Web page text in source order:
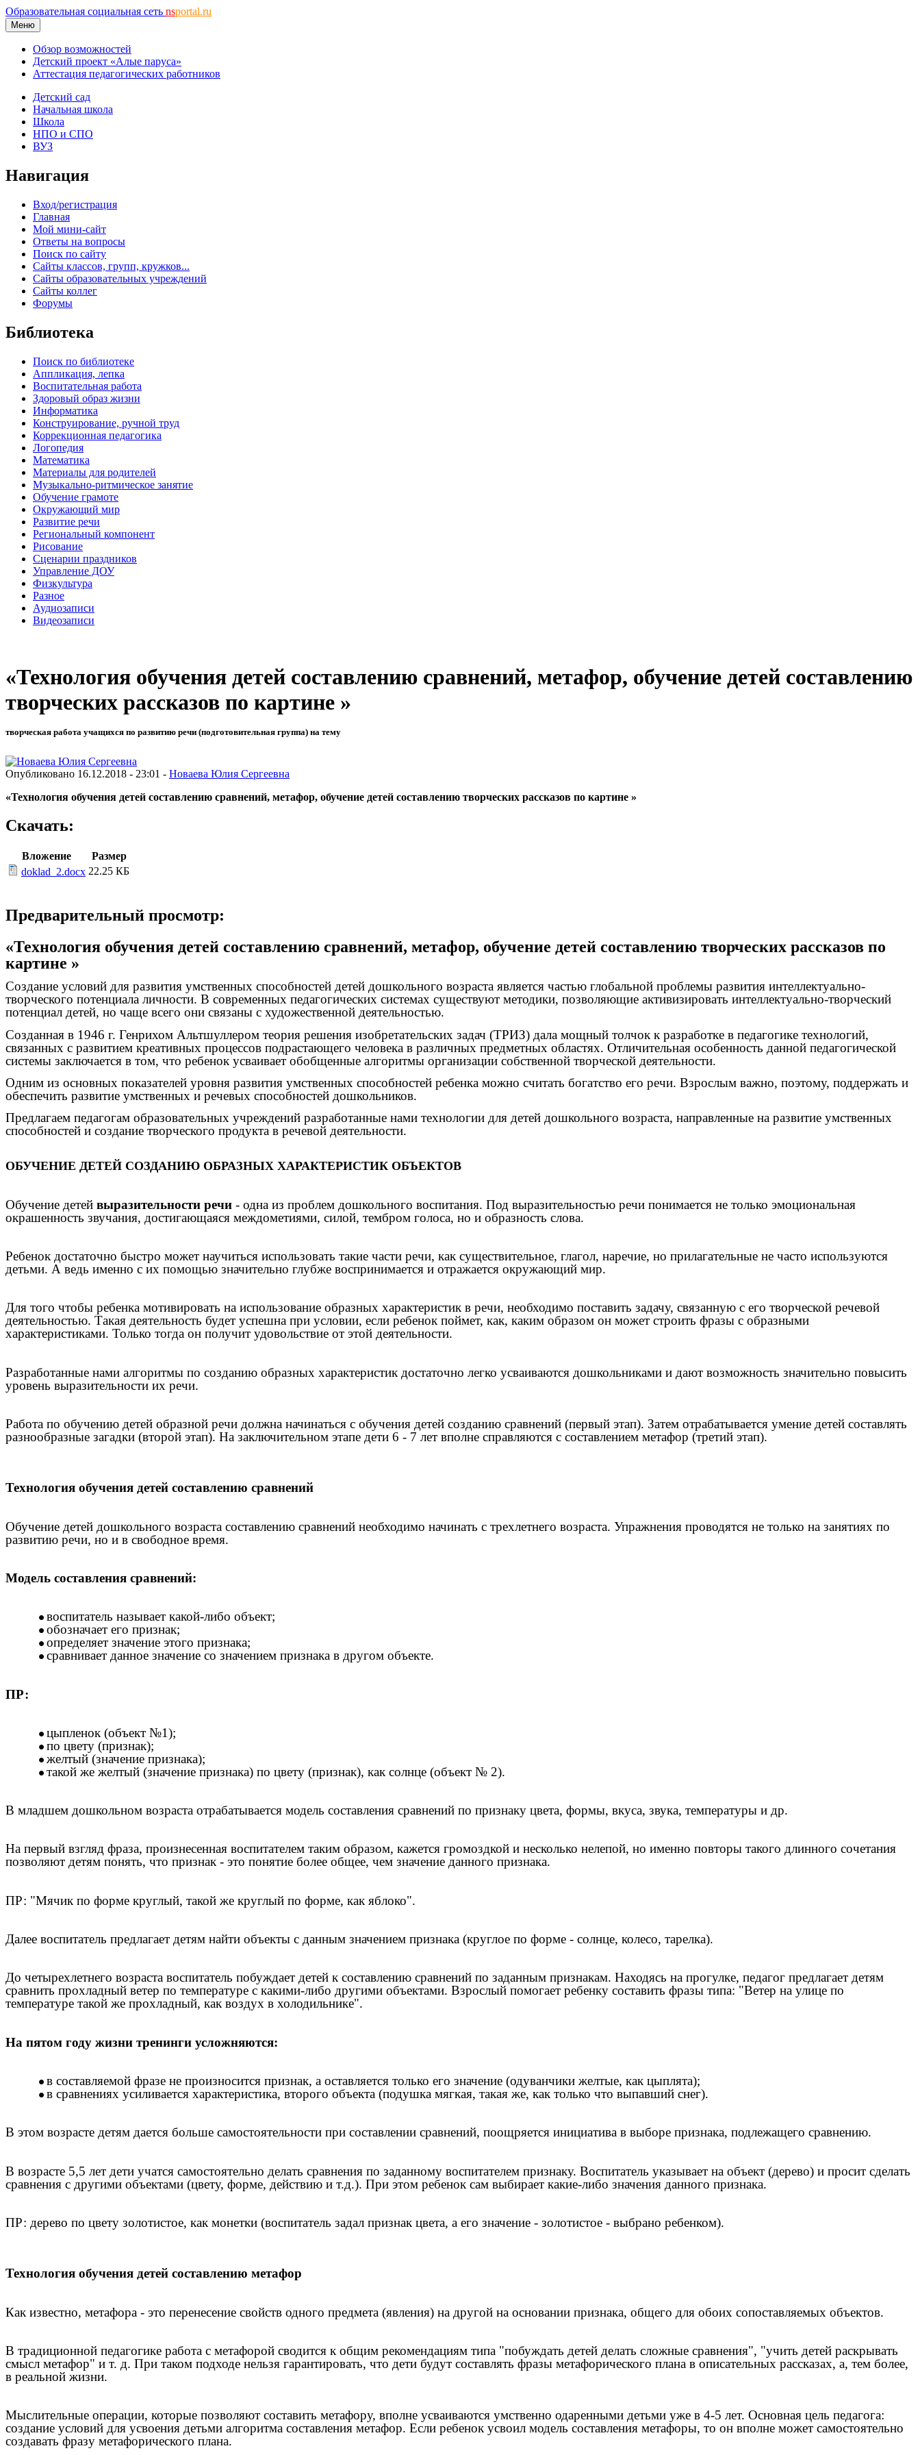
Образовательная социальная сеть nsportal.ru
Меню
Обзор возможностей
Детский проект «Алые паруса»
Аттестация педагогических работников
Детский сад
Начальная школа
Школа
НПО и СПО
ВУЗ
Навигация
Вход/регистрация
Главная
Мой мини-сайт
Ответы на вопросы
Поиск по сайту
Сайты классов, групп, кружков...
Сайты образовательных учреждений
Сайты коллег
Форумы
Библиотека
Поиск по библиотеке
Аппликация, лепка
Воспитательная работа
Здоровый образ жизни
Информатика
Конструирование, ручной труд
Коррекционная педагогика
Логопедия
Математика
Материалы для родителей
Музыкально-ритмическое занятие
Обучение грамоте
Окружающий мир
Развитие речи
Региональный компонент
Рисование
Сценарии праздников
Управление ДОУ
Физкультура
Разное
Аудиозаписи
Видеозаписи
«Технология обучения детей составлению сравнений, метафор, обучение детей составлению
творческих рассказов по картине »
творческая работа учащихся по развитию речи (подготовительная группа) на тему
Опубликовано 16.12.2018 - 23:01 - Новаева Юлия Сергеевна
«Технология обучения детей составлению сравнений, метафор, обучение детей составлению творческих рассказов по картине »
Скачать:
Вложение
Размер
doklad_2.docx 22.25 КБ
Предварительный просмотр:
«Технология обучения детей составлению сравнений, метафор, обучение детей составлению творческих рассказов по
картине »
Создание условий для развития умственных способностей детей дошкольного возраста является частью глобальной проблемы развития интеллектуально-
творческого потенциала личности. В современных педагогических системах существуют методики, позволяющие активизировать интеллектуально-творческий
потенциал детей, но чаще всего они связаны с художественной деятельностью.
Созданная в 1946 г. Генрихом Альтшуллером теория решения изобретательских задач (ТРИЗ) дала мощный толчок к разработке в педагогике технологий,
связанных с развитием креативных процессов подрастающего человека в различных предметных областях. Отличительная особенность данной педагогической
системы заключается в том, что ребенок усваивает обобщенные алгоритмы организации собственной творческой деятельности.
Одним из основных показателей уровня развития умственных способностей ребенка можно считать богатство его речи. Взрослым важно, поэтому, поддержать и
обеспечить развитие умственных и речевых способностей дошкольников.
Предлагаем педагогам образовательных учреждений разработанные нами технологии для детей дошкольного возраста, направленные на развитие умственных
способностей и создание творческого продукта в речевой деятельности.
ОБУЧЕНИЕ ДЕТЕЙ СОЗДАНИЮ ОБРАЗНЫХ ХАРАКТЕРИСТИК ОБЪЕКТОВ
Обучение детей выразительности речи - одна из проблем дошкольного воспитания. Под выразительностью речи понимается не только эмоциональная
окрашенность звучания, достигающаяся междометиями, силой, тембром голоса, но и образность слова.
Ребенок достаточно быстро может научиться использовать такие части речи, как существительное, глагол, наречие, но прилагательные не часто используются
детьми. А ведь именно с их помощью значительно глубже воспринимается и отражается окружающий мир.
Для того чтобы ребенка мотивировать на использование образных характеристик в речи, необходимо поставить задачу, связанную с его творческой речевой
деятельностью. Такая деятельность будет успешна при условии, если ребенок поймет, как, каким образом он может строить фразы с образными
характеристиками. Только тогда он получит удовольствие от этой деятельности.
Разработанные нами алгоритмы по созданию образных характеристик достаточно легко усваиваются дошкольниками и дают возможность значительно повысить
уровень выразительности их речи.
Работа по обучению детей образной речи должна начинаться с обучения детей созданию сравнений (первый этап). Затем отрабатывается умение детей составлять
разнообразные загадки (второй этап). На заключительном этапе дети 6 - 7 лет вполне справляются с составлением метафор (третий этап).
Технология обучения детей составлению сравнений
Обучение детей дошкольного возраста составлению сравнений необходимо начинать с трехлетнего возраста. Упражнения проводятся не только на занятиях по
развитию речи, но и в свободное время.
Модель составления сравнений:
воспитатель называет какой-либо объект;
обозначает его признак;
определяет значение этого признака;
сравнивает данное значение со значением признака в другом объекте.
ПР:
цыпленок (объект №1);
по цвету (признак);
желтый (значение признака);
такой же желтый (значение признака) по цвету (признак), как солнце (объект № 2).
В младшем дошкольном возраста отрабатывается модель составления сравнений по признаку цвета, формы, вкуса, звука, температуры и др.
На первый взгляд фраза, произнесенная воспитателем таким образом, кажется громоздкой и несколько нелепой, но именно повторы такого длинного сочетания
позволяют детям понять, что признак - это понятие более общее, чем значение данного признака.
ПР: "Мячик по форме круглый, такой же круглый по форме, как яблоко".
Далее воспитатель предлагает детям найти объекты с данным значением признака (круглое по форме - солнце, колесо, тарелка).
До четырехлетнего возраста воспитатель побуждает детей к составлению сравнений по заданным признакам. Находясь на прогулке, педагог предлагает детям
сравнить прохладный ветер по температуре с какими-либо другими объектами. Взрослый помогает ребенку составить фразы типа: "Ветер на улице по
температуре такой же прохладный, как воздух в холодильнике".
На пятом году жизни тренинги усложняются:
в составляемой фразе не произносится признак, а оставляется только его значение (одуванчики желтые, как цыплята);
в сравнениях усиливается характеристика, второго объекта (подушка мягкая, такая же, как только что выпавший снег).
В этом возрасте детям дается больше самостоятельности при составлении сравнений, поощряется инициатива в выборе признака, подлежащего сравнению.
В возрасте 5,5 лет дети учатся самостоятельно делать сравнения по заданному воспитателем признаку. Воспитатель указывает на объект (дерево) и просит сделать
сравнения с другими объектами (цвету, форме, действию и т.д.). При этом ребенок сам выбирает какие-либо значения данного признака.
ПР: дерево по цвету золотистое, как монетки (воспитатель задал признак цвета, а его значение - золотистое - выбрано ребенком).
Технология обучения детей составлению метафор
Как известно, метафора - это перенесение свойств одного предмета (явления) на другой на основании признака, общего для обоих сопоставляемых объектов.
В традиционной педагогике работа с метафорой сводится к общим рекомендациям типа "побуждать детей делать сложные сравнения", "учить детей раскрывать
смысл метафор" и т. д. При таком подходе нельзя гарантировать, что дети будут составлять фразы метафорического плана в описательных рассказах, а, тем более,
в реальной жизни.
Мыслительные операции, которые позволяют составить метафору, вполне усваиваются умственно одаренными детьми уже в 4-5 лет. Основная цель педагога:
создание условий для усвоения детьми алгоритма составления метафор. Если ребенок усвоил модель составления метафоры, то он вполне может самостоятельно
создавать фразу метафорического плана.